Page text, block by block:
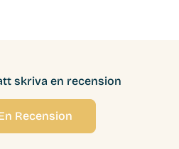
skriva en recension
Recension